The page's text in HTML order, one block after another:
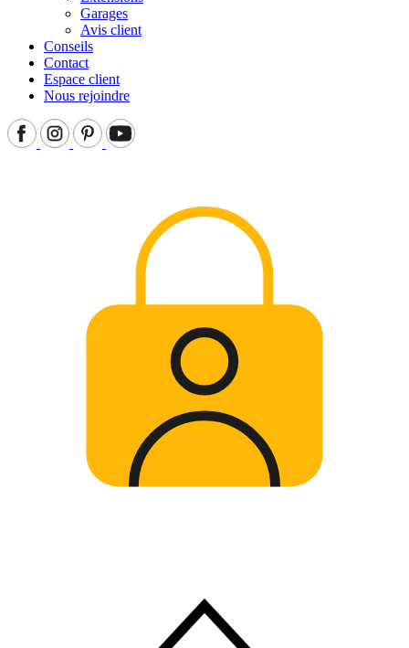
Garages
Avis client
Conseils
Contact
Espace client
Nous rejoindre